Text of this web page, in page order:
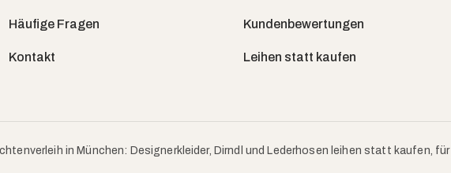
Häufige Fragen
Kontakt
Kundenbewertungen
Leihen statt kaufen
in München: Designerkleider, Dirndl und Lederhosen leihen statt kaufen, für